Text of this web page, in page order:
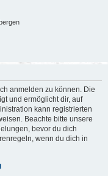
anmelden zu können. Die
und ermöglicht dir, auf
kann registrierten
Beachte bitte unsere
bevor du dich
wenn du dich in